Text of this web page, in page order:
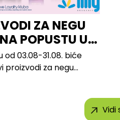
ZA NEGU
POPUSTU U
od 03.08-31.08. biće
proizvodi za negu
Vidi